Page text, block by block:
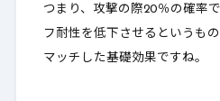
つまり、攻撃の際20％の確率
フ耐性を低下させるというも
マッチした基礎効果ですね。